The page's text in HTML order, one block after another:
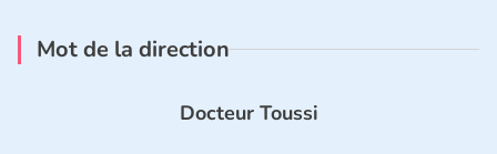
Mot de la direction
Docteur Toussi